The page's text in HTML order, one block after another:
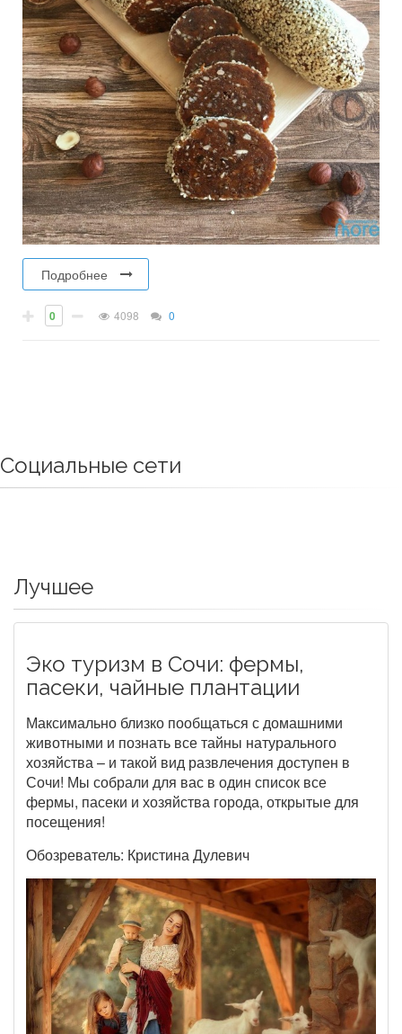
Подробнее
0 4098 0
Социальные сети
Лучшее
Эко туризм в Сочи: фермы,
пасеки, чайные плантации
Максимально близко пообщаться с домашними
животными и познать все тайны натурального
хозяйства – и такой вид развлечения доступен в
Сочи! Мы собрали для вас в один список все
фермы, пасеки и хозяйства города, открытые для
посещения!
Обозреватель: Кристина Дулевич